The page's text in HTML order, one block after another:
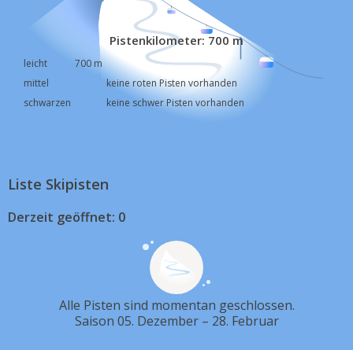
Pistenkilometer: 700 m
leicht
700 m
mittel
keine roten Pisten vorhanden
schwarzen
keine schwer Pisten vorhanden
Liste Skipisten
Derzeit geöffnet: 0
Alle Pisten sind momentan geschlossen.
Saison 05. Dezember – 28. Februar